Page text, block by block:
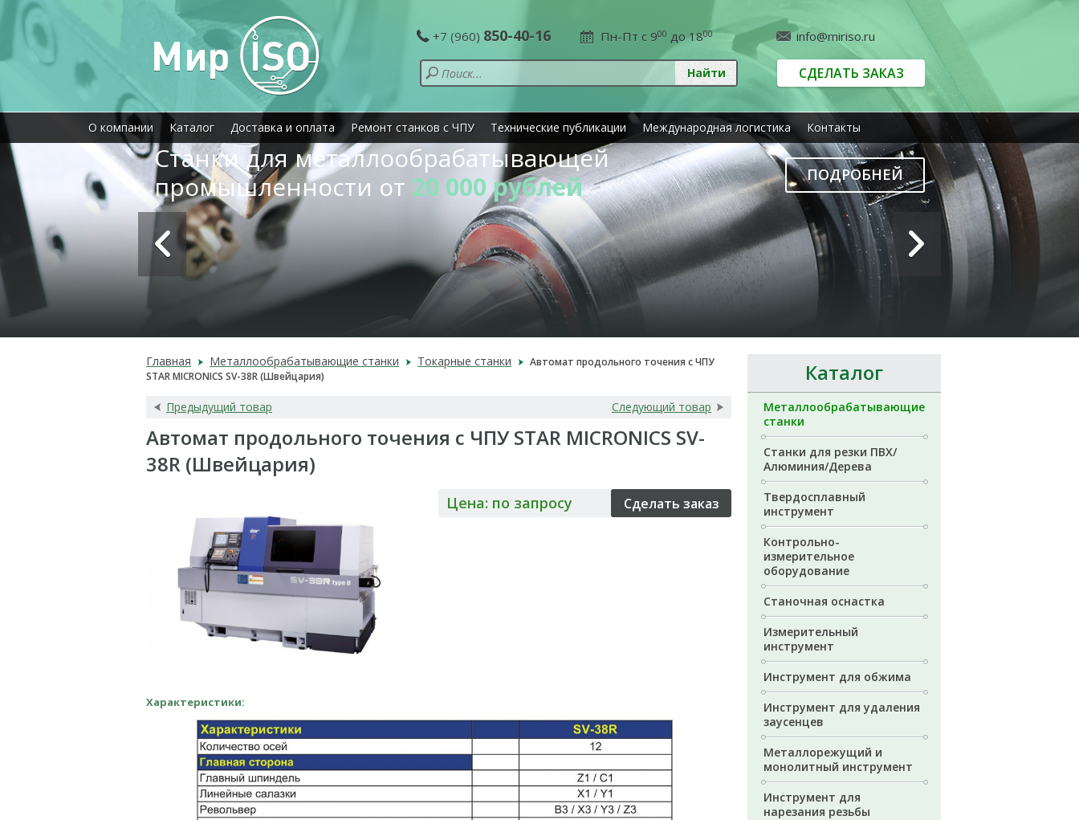
+7 (960) 850-40-16 Пн-Пт с 900 до 1800 info@miriso.ru
СДЕЛАТЬ ЗАКАЗ
О компании Каталог Доставка и оплата Ремонт станков с ЧПУ Технические публикации Международная логистика Контакты
Станки для металлообрабатывающей
промышленности от 20 000 рублей ПОДРОБНЕЙ
Главная Металлообрабатывающие станки Токарные станки
Автомат продольного точения с ЧПУ
STAR MICRONICS SV-38R (Швейцария)
Следующий товар
Предыдущий товар
Автомат продольного точения с ЧПУ STAR MICRONICS SV-
38R (Швейцария)
Цена: по запросу
Характеристики:
Каталог
Металлообрабатывающие
станки
Станки для резки ПВХ/
Алюминия/Дерева
Твердосплавный
инструмент
Контрольно-
измерительное
оборудование
Станочная оснастка
Измерительный
инструмент
Инструмент для обжима
Инструмент для удаления
заусенцев
Металлорежущий и
монолитный инструмент
Инструмент для
нарезания резьбы